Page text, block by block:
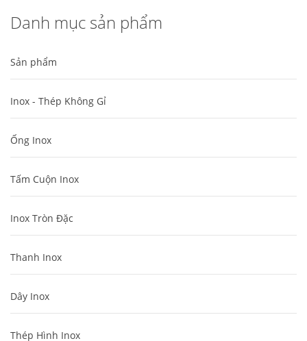
Danh mục sản phẩm
Sản phẩm
Inox - Thép Không Gỉ
Ống Inox
Tấm Cuộn Inox
Inox Tròn Đặc
Thanh Inox
Dây Inox
Thép Hình Inox